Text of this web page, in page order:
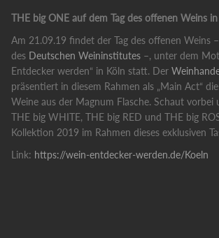
THE big ONE auf dem Tag des offenen Weins
Am 21.09.19 findet der Tag des offenen Weins
des Deutschen Weininstitutes –, unter dem
Entdecker werden“ in Köln statt. Der
präsentiert in diesem Rahmen als „Main Act“
Weine aus der Magnum Flasche. Schaut vorbei
THE big WHITE, THE big RED und THE big
Kollektion 2019 im Rahmen dieses exklusiven
Link: https://wein-entdecker-werden.de/Koeln